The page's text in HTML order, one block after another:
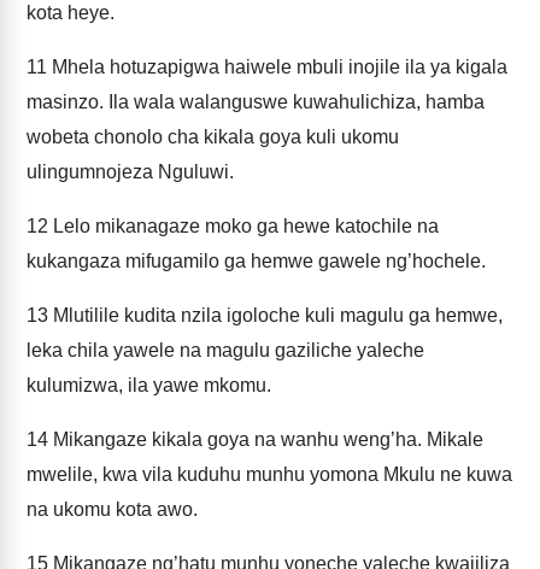
kota heye.
11 Mhela hotuzapigwa haiwele mbuli inojile ila ya kigala
masinzo. Ila wala walanguswe kuwahulichiza, hamba
wobeta chonolo cha kikala goya kuli ukomu
ulingumnojeza Nguluwi.
12 Lelo mikanagaze moko ga hewe katochile na
kukangaza mifugamilo ga hemwe gawele ng’hochele.
13 Mlutilile kudita nzila igoloche kuli magulu ga hemwe,
leka chila yawele na magulu gaziliche yaleche
kulumizwa, ila yawe mkomu.
14 Mikangaze kikala goya na wanhu weng’ha. Mikale
mwelile, kwa vila kuduhu munhu yomona Mkulu ne kuwa
na ukomu kota awo.
15 Mikangaze ng’hatu munhu yoneche yaleche kwajiliza